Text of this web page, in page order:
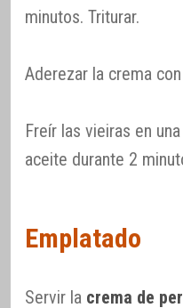
minutos. Triturar.
Aderezar la crema
Freír las vieiras en
aceite durante 2
Emplatado
Servir la crema de